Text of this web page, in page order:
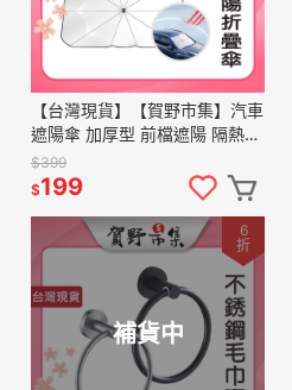
【台灣現貨】【賀野市集】汽車
遮陽傘 加厚型 前檔遮陽 隔熱
降溫 鈦銀升級 不透光 快速收納
送收納皮套 V型開口 車用
$399
$199
補貨中
6
折